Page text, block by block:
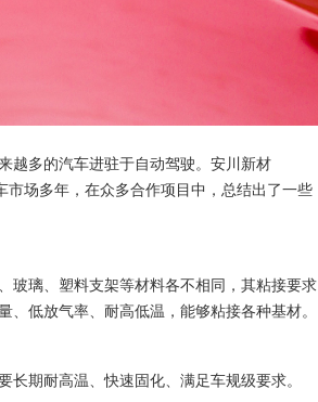
越多的汽车进驻于自动驾驶。安川新材
市场多年，在众多合作项目中，总结出了一些
玻璃、塑料支架等材料各不相同，其粘接要求
低放气率、耐高低温，能够粘接各种基材。
期耐高温、快速固化、满足车规级要求。